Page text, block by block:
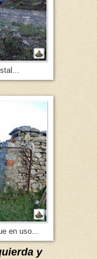
en uso...
y